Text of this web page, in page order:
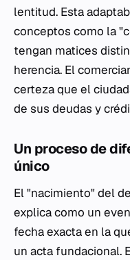
lentitud. Esta
conceptos como la
tengan matices
herencia. El
certeza que el
de sus deudas y
Un proceso de
único
El "nacimiento" del
explica como un
fecha exacta en la
un acta fundacional.